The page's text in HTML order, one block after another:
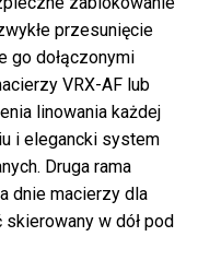
przesunięcie
go dołączonymi
VRX-AF lub
linowania każdej
i elegancki system
Druga rama
dnie macierzy dla
w dół pod